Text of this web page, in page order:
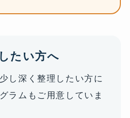
たい方へ
し深く整理したい方に
ラムもご用意していま